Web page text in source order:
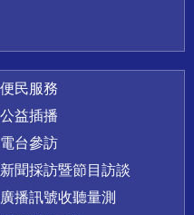
便民服務
公益插播
電台參訪
新聞採訪暨節目訪談
廣播訊號收聽量測